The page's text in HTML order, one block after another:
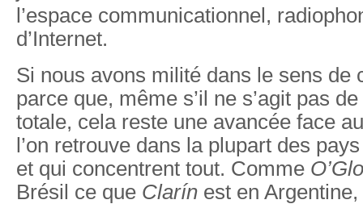
l’espace communicationnel,
d’Internet.
Si nous avons milité dans le sens de
parce que, même s’il ne s’agit pas
totale, cela reste une avancée face
l’on retrouve dans la plupart des
et qui concentrent tout. Comme
Brésil ce que Clarín est en